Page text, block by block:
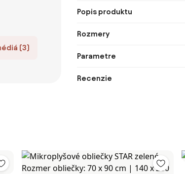
(3)
Popis produktu
Rozmery
Parametre
Recenzie